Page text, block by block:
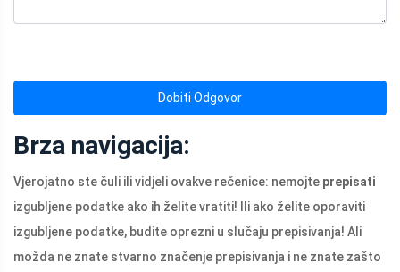
Dobiti Odgovor
Brza navigacija:
Vjerojatno ste čuli ili vidjeli ovakve rečenice: nemojte prepisati
izgubljene podatke ako ih želite vratiti! Ili ako želite oporaviti
izgubljene podatke, budite oprezni u slučaju prepisivanja! Ali
možda ne znate stvarno značenje prepisivanja i ne znate zašto